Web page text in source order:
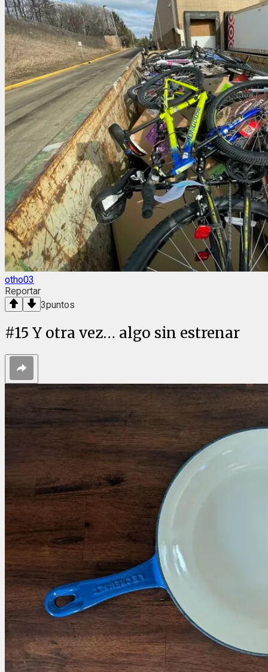
otho03
Reportar
3puntos
#15 Y otra vez… algo sin estrenar